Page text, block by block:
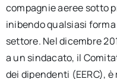
compagnie aeree sotto
inibendo qualsiasi
settore. Nel dicembre
a un sindacato, il
dei dipendenti (EERC),